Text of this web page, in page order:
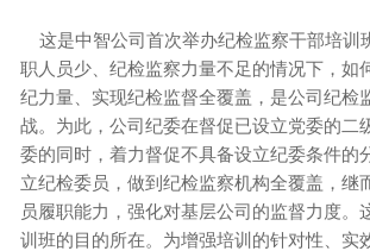
这是中智公司首次举办纪检监察干部培训
职人员少、纪检监察力量不足的情况下，如
纪力量、实现纪检监督全覆盖，是公司纪检
战。为此，公司纪委在督促已设立党委的二
委的同时，着力督促不具备设立纪委条件的
立纪检委员，做到纪检监察机构全覆盖，继
员履职能力，强化对基层公司的监督力度。
训班的目的所在。为增强培训的针对性、实